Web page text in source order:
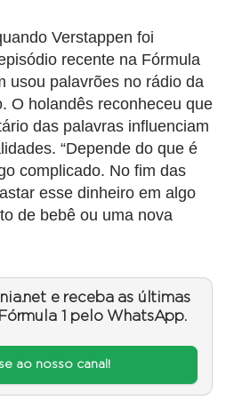
Verstappen foi
recente na Fórmula
usou palavrões no rádio da
O holandês reconheceu que
das palavras influenciam
“Depende do que é
complicado. No fim das
esse dinheiro em algo
de bebê ou uma nova
e receba as últimas
1 pelo WhatsApp.
ao nosso canal!